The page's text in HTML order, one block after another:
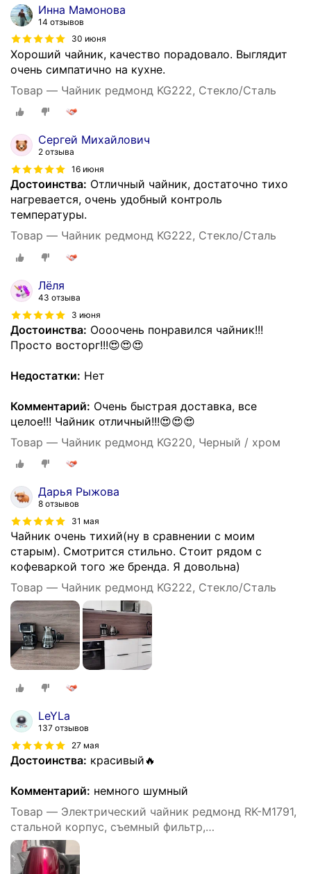
Инна Мамонова
14 отзывов
30 июня
Хороший чайник, качество порадовало. Выглядит
очень симпатично на кухне.
Товар — Чайник редмонд KG222, Стекло/Сталь
Сергей Михайлович
2 отзыва
16 июня
Достоинства: Отличный чайник, достаточно тихо
нагревается, очень удобный контроль
температуры.
Товар — Чайник редмонд KG222, Стекло/Сталь
Лёля
43 отзыва
3 июня
Достоинства: Оооочень понравился чайник!!!
Просто восторг!!!😍😍😍
Недостатки: Нет
Комментарий: Очень быстрая доставка, все
целое!!! Чайник отличный!!!😍😍😍
Товар — Чайник редмонд KG220, Черный / хром
Дарья Рыжова
8 отзывов
31 мая
Чайник очень тихий(ну в сравнении с моим
старым). Смотрится стильно. Стоит рядом с
кофеваркой того же бренда. Я довольна)
Товар — Чайник редмонд KG222, Стекло/Сталь
LeYLa
137 отзывов
27 мая
Достоинства: красивый🔥
Комментарий: немного шумный
Товар — Электрический чайник редмонд RK-M1791,
стальной корпус, съемный фильтр,
автоотключение, вращение на 360°, 1,7 л, 2100 Вт